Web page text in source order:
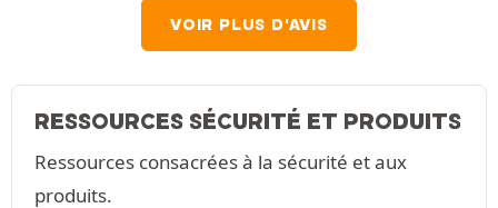
VOIR PLUS D'AVIS
RESSOURCES SÉCURITÉ ET PRODUITS
Ressources consacrées à la sécurité et aux
produits.